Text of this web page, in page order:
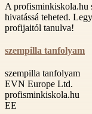
A profisminkiskola.hu
hivatássá teheted.
profijaitól tanulva!
szempilla tanfolyam
szempilla tanfolyam
EVN Europe Ltd.
profisminkiskola.hu
EE